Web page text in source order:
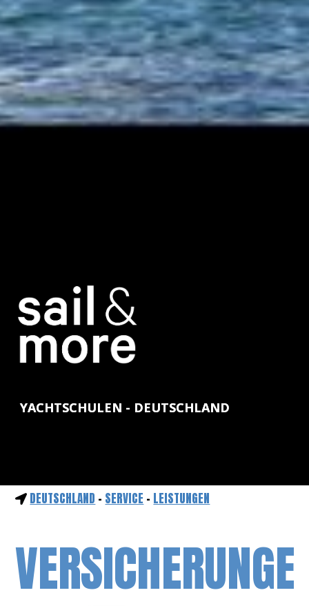
YACHTSCHULEN - DEUTSCHLAND
DEUTSCHLAND - SERVICE - LEISTUNGEN